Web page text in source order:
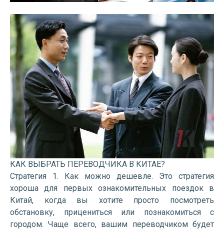
КАК ВЫБРАТЬ ПЕРЕВОДЧИКА В КИТАЕ?
Стратегия 1. Как можно дешевле. Это стратегия
хороша для первых ознакомительных поездок в
Китай, когда вы хотите просто посмотреть
обстановку, прицениться или познакомиться с
городом. Чаще всего, вашим переводчиком будет